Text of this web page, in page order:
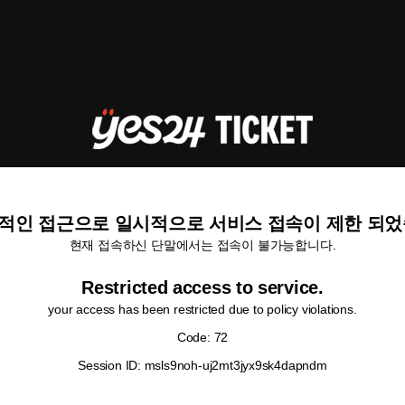
인 접근으로 일시적으로 서비스 접속이 제한 되
현재 접속하신 단말에서는 접속이 불가능합니다.
Restricted access to service.
your access has been restricted due to policy violations.
Code: 72
Session ID: msls9noh-uj2mt3jyx9sk4dapndm